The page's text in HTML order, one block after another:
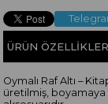
ÜRÜN
Oymalı Raf Altı –
üretilmiş, boyamaya